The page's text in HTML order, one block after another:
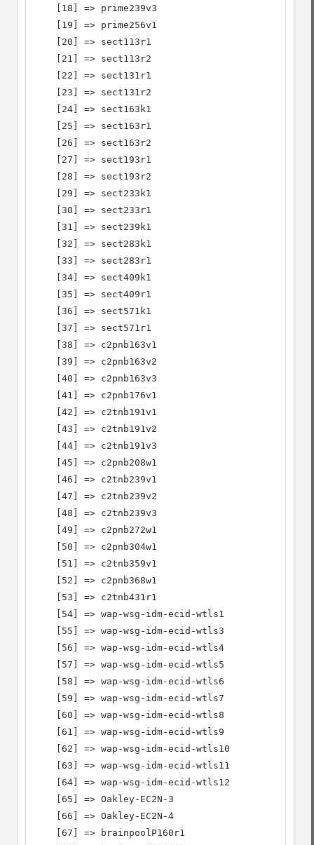
    [18] => prime239v3
    [19] => prime256v1
    [20] => sect113r1
    [21] => sect113r2
    [22] => sect131r1
    [23] => sect131r2
    [24] => sect163k1
    [25] => sect163r1
    [26] => sect163r2
    [27] => sect193r1
    [28] => sect193r2
    [29] => sect233k1
    [30] => sect233r1
    [31] => sect239k1
    [32] => sect283k1
    [33] => sect283r1
    [34] => sect409k1
    [35] => sect409r1
    [36] => sect571k1
    [37] => sect571r1
    [38] => c2pnb163v1
    [39] => c2pnb163v2
    [40] => c2pnb163v3
    [41] => c2pnb176v1
    [42] => c2tnb191v1
    [43] => c2tnb191v2
    [44] => c2tnb191v3
    [45] => c2pnb208w1
    [46] => c2tnb239v1
    [47] => c2tnb239v2
    [48] => c2tnb239v3
    [49] => c2pnb272w1
    [50] => c2pnb304w1
    [51] => c2tnb359v1
    [52] => c2pnb368w1
    [53] => c2tnb431r1
    [54] => wap-wsg-idm-ecid-wtls1
    [55] => wap-wsg-idm-ecid-wtls3
    [56] => wap-wsg-idm-ecid-wtls4
    [57] => wap-wsg-idm-ecid-wtls5
    [58] => wap-wsg-idm-ecid-wtls6
    [59] => wap-wsg-idm-ecid-wtls7
    [60] => wap-wsg-idm-ecid-wtls8
    [61] => wap-wsg-idm-ecid-wtls9
    [62] => wap-wsg-idm-ecid-wtls10
    [63] => wap-wsg-idm-ecid-wtls11
    [64] => wap-wsg-idm-ecid-wtls12
    [65] => Oakley-EC2N-3
    [66] => Oakley-EC2N-4
    [67] => brainpoolP160r1